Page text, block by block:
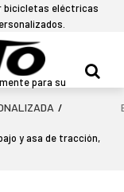
bicicletas eléctricas
para su
/
y asa de tracción,